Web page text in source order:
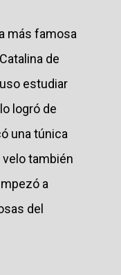
más famosa
de
estudiar
logró de
una túnica
velo también
a
del